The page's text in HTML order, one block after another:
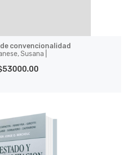
convencionalidad
Susana |